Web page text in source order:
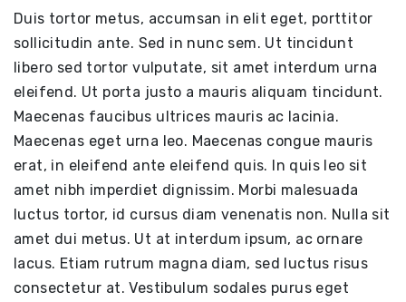
Duis tortor metus, accumsan in elit eget, porttitor
sollicitudin ante. Sed in nunc sem. Ut tincidunt
libero sed tortor vulputate, sit amet interdum urna
eleifend. Ut porta justo a mauris aliquam tincidunt.
Maecenas faucibus ultrices mauris ac lacinia.
Maecenas eget urna leo. Maecenas congue mauris
erat, in eleifend ante eleifend quis. In quis leo sit
amet nibh imperdiet dignissim. Morbi malesuada
luctus tortor, id cursus diam venenatis non. Nulla sit
amet dui metus. Ut at interdum ipsum, ac ornare
lacus. Etiam rutrum magna diam, sed luctus risus
consectetur at. Vestibulum sodales purus eget